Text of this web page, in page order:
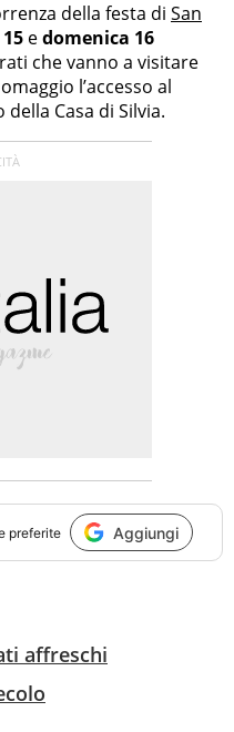
della festa di San
edomenica 16
che vanno a visitare
l’accesso al
Casa di Silvia.
preferite Aggiungi
affreschi